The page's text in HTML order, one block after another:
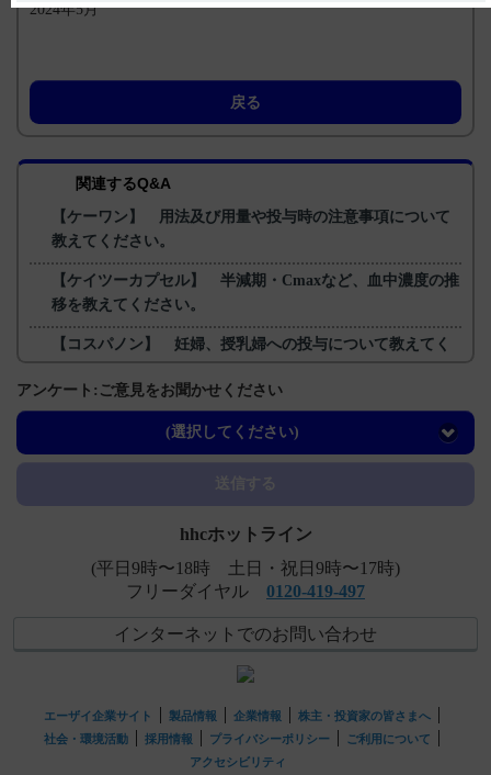
2024年5月
戻る
関連するQ&A
【ケーワン】 用法及び用量や投与時の注意事項について
教えてください。
【ケイツーカプセル】 半減期・Cmaxなど、血中濃度の推
移を教えてください。
【コスパノン】 妊婦、授乳婦への投与について教えてく
【コスパノン】 高齢者への投与に関する注意事項につい
て教えてください。
アンケート:ご意見をお聞かせください
(選択してください)
hhcホットライン
(平日9時〜18時 土日・祝日9時〜17時)
フリーダイヤル 0120-419-497
インターネットでのお問い合わせ
エーザイ企業サイト 製品情報 企業情報
株主・投資家の皆さまへ
社会・環境活動
採用情報 プライバシーポリシー
ご利用について
アクセシビリティ